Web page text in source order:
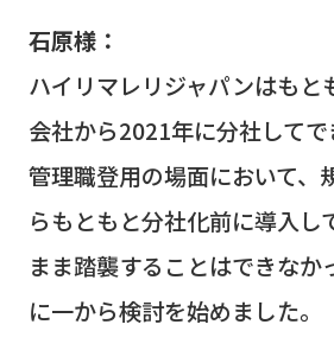
石原様：
ハイリマレリジャパンはもと
会社から2021年に分社してで
管理職登用の場面において、
らもともと分社化前に導入し
まま踏襲することはできなか
に一から検討を始めました。